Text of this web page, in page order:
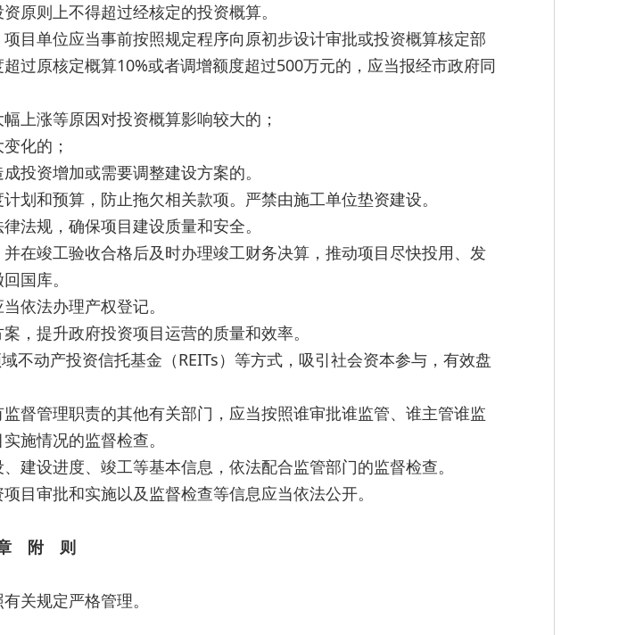
原则上不得超过经核定的投资概算。
目单位应当事前按照规定程序向原初步设计审批或投资概算核定部
过原核定概算10%或者调增额度超过500万元的，应当报经市政府同
上涨等原因对投资概算影响较大的；
化的；
投资增加或需要调整建设方案的。
划和预算，防止拖欠相关款项。严禁由施工单位垫资建设。
法规，确保项目建设质量和安全。
在竣工验收合格后及时办理竣工财务决算，推动项目尽快投用、发
国库。
依法办理产权登记。
，提升政府投资项目运营的质量和效率。
不动产投资信托基金（REITs）等方式，吸引社会资本参与，有效盘
督管理职责的其他有关部门，应当按照谁审批谁监管、谁主管谁监
施情况的监督检查。
建设进度、竣工等基本信息，依法配合监管部门的监督检查。
目审批和实施以及监督检查等信息应当依法公开。
附 则
关规定严格管理。